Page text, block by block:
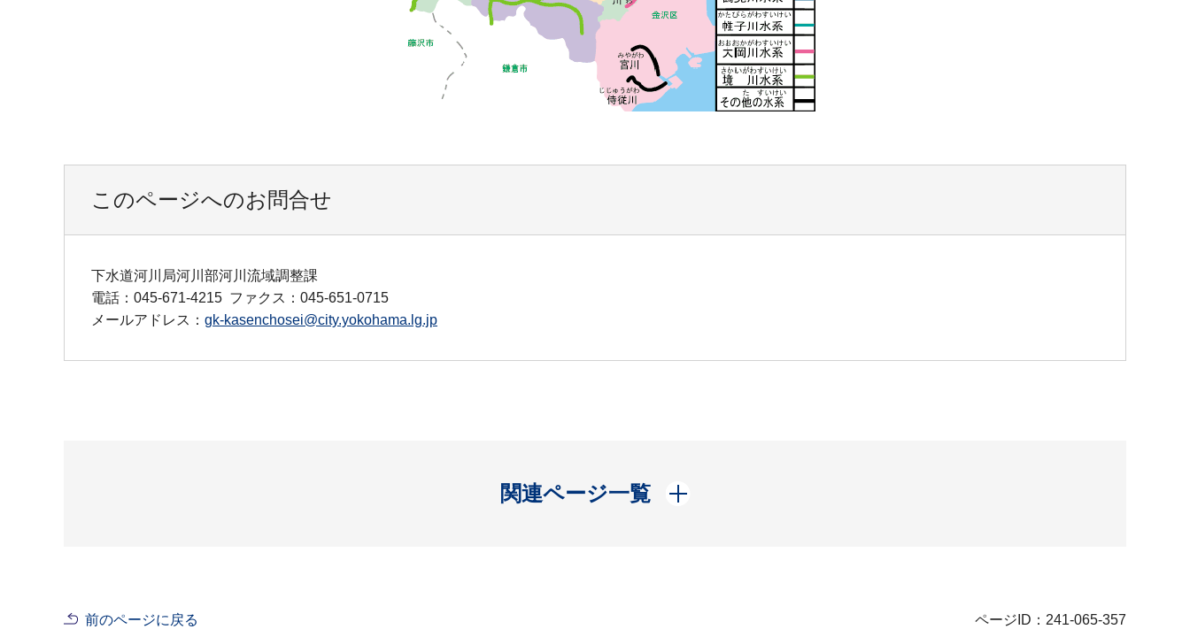
このページへのお問合せ
下水道河川局河川部河川流域調整課
電話：045-671-4215 ファクス：045-651-0715
メールアドレス： gk-kasenchosei@city.yokohama.lg.jp
関連ページ一覧
開く
前のページに戻る ページID：241-065-357